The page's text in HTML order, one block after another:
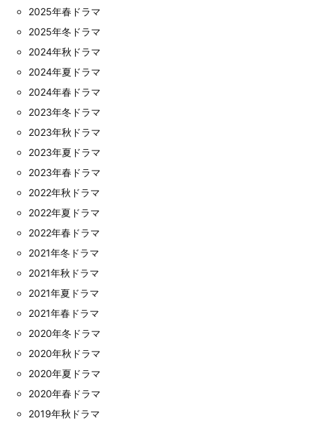
2025年春ドラマ
2025年冬ドラマ
2024年秋ドラマ
2024年夏ドラマ
2024年春ドラマ
2023年冬ドラマ
2023年秋ドラマ
2023年夏ドラマ
2023年春ドラマ
2022年秋ドラマ
2022年夏ドラマ
2022年春ドラマ
2021年冬ドラマ
2021年秋ドラマ
2021年夏ドラマ
2021年春ドラマ
2020年冬ドラマ
2020年秋ドラマ
2020年夏ドラマ
2020年春ドラマ
2019年秋ドラマ